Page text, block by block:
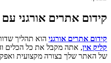
קידום אתרים אורגני עם
קידום אתרים אורגני הוא תהליך
קליק אין, אתה מקבל את כל הכלים
של האתר שלך בצורה מקצועית